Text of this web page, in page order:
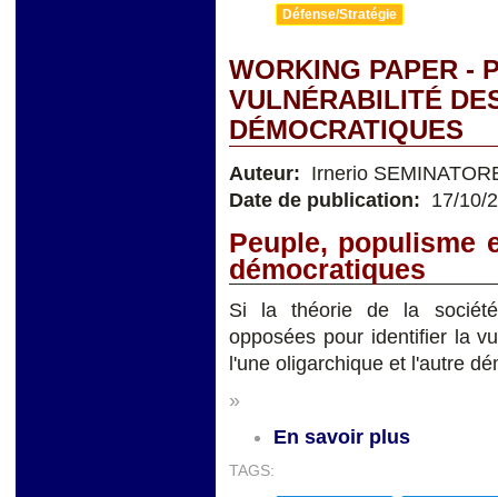
Défense/Stratégie
WORKING PAPER -
VULNÉRABILITÉ
DÉMOCRATIQUES
Auteur: Irnerio
Date de publication: 17/10/
Peuple, populisme
démocratiques
Si la théorie de la
opposées pour identifier la
l'une oligarchique et l'autre
»
En savoir plus
TAGS: